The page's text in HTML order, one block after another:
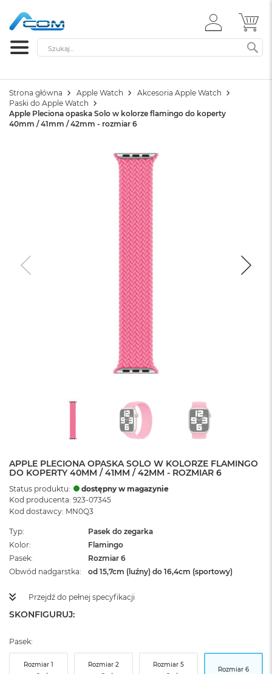
ZALOGUJ
SIĘ
Szukaj
Strona główna Apple Watch
Akcesoria Apple Watch
Paski do Apple Watch
Apple Pleciona opaska Solo w kolorze flamingo do koperty
40mm / 41mm / 42mm - rozmiar 6
APPLE PLECIONA OPASKA SOLO W KOLORZE FLAMINGO
DO KOPERTY 40MM / 41MM / 42MM - ROZMIAR 6
Status produktu:
dostępny w magazynie
Kod producenta: 923-07345
Kod dostawcy: MN0Q3
Typ
Pasek do zegarka
Kolor
Flamingo
Pasek
Rozmiar 6
Obwód nadgarstka
od 15,7cm (luźny) do 16,4cm (sportowy)
Przejdź do pełnej specyfikacji
SKONFIGURUJ:
Pasek:
Rozmiar 1 Rozmiar 2 Rozmiar 5
Rozmiar 6